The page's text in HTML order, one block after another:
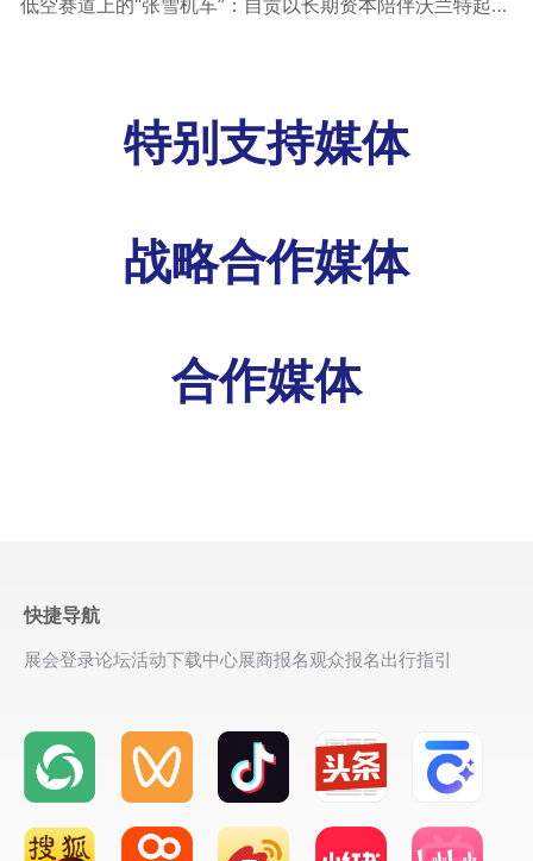
低空赛道上的“张雪机车”：自贡以长期资本陪伴沃兰特起飞丨低空企业
特别支持媒体
战略合作媒体
合作媒体
快捷导航
展会登录论坛活动下载中心展商报名观众报名出行指引